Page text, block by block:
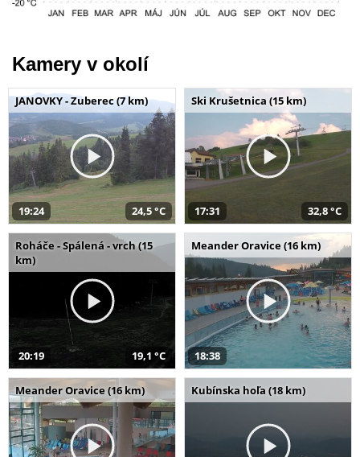
Kamery v okolí
JANOVKY - Zuberec (7 km)
19:24 24,5 °C
Ski Krušetnica (15 km)
17:31 32,8 °C
Roháče - Spálená - vrch (15
km)
20:19 19,1 °C
Meander Oravice (16 km)
18:38
Meander Oravice (16 km) Kubínska hoľa (18 km)